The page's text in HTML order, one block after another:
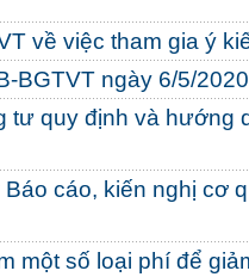
về việc tham gia ý
BGTVT ngày 6/5/2020
tư quy định và hướng
Báo cáo, kiến nghị cơ
một số loại phí để